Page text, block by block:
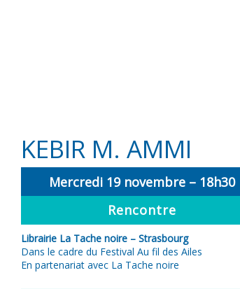
KEBIR M. AMMI
Mercredi 19 novembre – 18h30
Rencontre
Librairie La Tache noire – Strasbourg
Dans le cadre du Festival Au fil des Ailes
En partenariat avec La Tache noire